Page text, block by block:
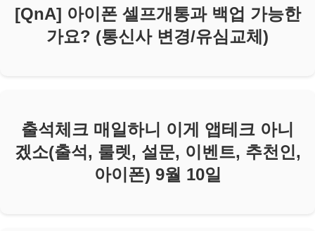
[QnA] 아이폰 셀프개통과 백업 가능한
가요? (통신사 변경/유심교체)
출석체크 매일하니 이게 앱테크 아니
겠소(출석, 룰렛, 설문, 이벤트, 추천인,
아이폰) 9월 10일